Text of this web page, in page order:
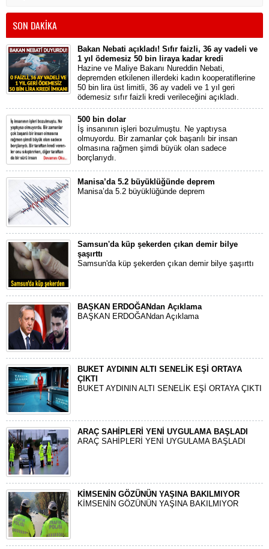
SON DAKİKA
Bakan Nebati açıkladı! Sıfır faizli, 36 ay vadeli ve
1 yıl ödemesiz 50 bin liraya kadar kredi
Hazine ve Maliye Bakanı Nureddin Nebati,
depremden etkilenen illerdeki kadın kooperatiflerine
50 bin lira üst limitli, 36 ay vadeli ve 1 yıl geri
ödemesiz sıfır faizli kredi verileceğini açıkladı.
500 bin dolar
İş insanının işleri bozulmuştu. Ne yaptıysa
olmuyordu. Bir zamanlar çok başarılı bir insan
olmasına rağmen şimdi büyük olan sadece
borçlarıydı.
Manisa’da 5.2 büyüklüğünde deprem
Manisa’da 5.2 büyüklüğünde deprem
Samsun'da küp şekerden çıkan demir bilye
şaşırttı
Samsun'da küp şekerden çıkan demir bilye şaşırttı
BAŞKAN ERDOĞANdan Açıklama
BAŞKAN ERDOĞANdan Açıklama
BUKET AYDININ ALTI SENELİK EŞİ ORTAYA
ÇIKTI
BUKET AYDININ ALTI SENELİK EŞİ ORTAYA ÇIKTI
ARAÇ SAHİPLERİ YENİ UYGULAMA BAŞLADI
ARAÇ SAHİPLERİ YENİ UYGULAMA BAŞLADI
KİMSENİN GÖZÜNÜN YAŞINA BAKILMIYOR
KİMSENİN GÖZÜNÜN YAŞINA BAKILMIYOR